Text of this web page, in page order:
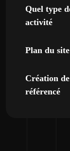
Quel type
activité
Plan du site
Création
référencé